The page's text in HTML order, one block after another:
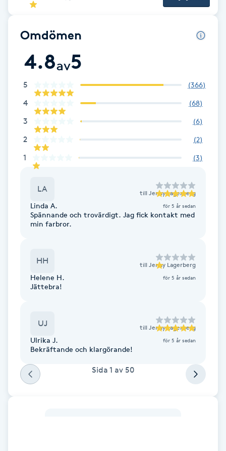
Brynformning
Brynplockning
Bröllopsuppsättning
Celluliter
Coachning
Cryoterapi
Damklippning
Diamantslipning
Enzympeeling
Extensions
Omdömen
4.8av5
5 (366)
4 (68)
3 (6)
2 (2)
1 (3)
LA till Jenny Lagerberg
Linda A. för 5 år sedan
Spännande och trovärdigt. Jag fick kontakt med
min farbror.
HH till Jenny Lagerberg
Helene H. för 5 år sedan
Jättebra!
UJ till Jenny Lagerberg
Ulrika J. för 5 år sedan
Bekräftande och klargörande!
Sida 1 av 50